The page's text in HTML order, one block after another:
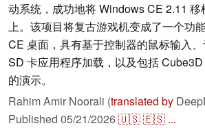
动系统，成功地将 Windows CE 2.11
上。该项目将复古游戏机变成了一个功
CE 桌面，具有基于控制器的鼠标输入、
SD 卡应用程序加载，以及包括
的演示。
Rahim Amir Noorali (translated by
Published 05/21/2026🇺🇸🇪🇸 ...